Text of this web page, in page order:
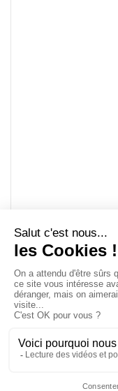
© Copyright 2008 /